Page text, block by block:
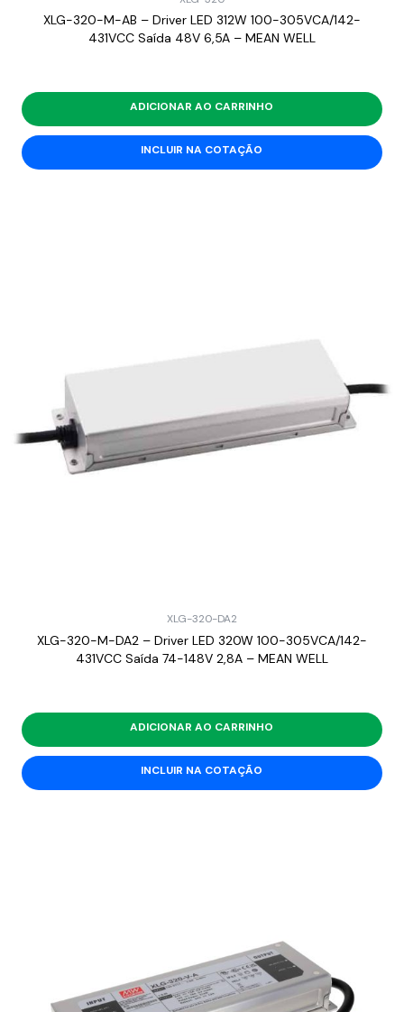
XLG-320-M-AB – Driver LED 312W 100-305VCA/142-
431VCC Saída 48V 6,5A – MEAN WELL
ADICIONAR AO CARRINHO
INCLUIR NA COTAÇÃO
XLG-320-DA2
XLG-320-M-DA2 – Driver LED 320W 100-305VCA/142-
431VCC Saída 74-148V 2,8A – MEAN WELL
ADICIONAR AO CARRINHO
INCLUIR NA COTAÇÃO